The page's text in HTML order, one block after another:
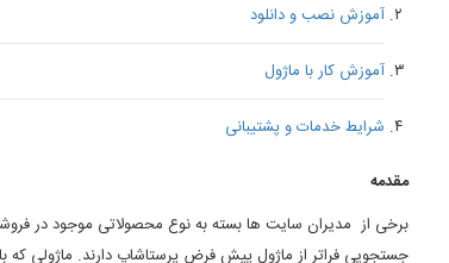
آموزش نصب و دانلود
آموزش ­کار با ماژول
شرایط خدمات و پشتیبانی
مقدمه
برخی از مدیران سایت ها بسته به نوع محصولاتی موجود در
جستجویی فراتر از ماژول پیش فرض پرستاشاپ دارند. ماژولی که با